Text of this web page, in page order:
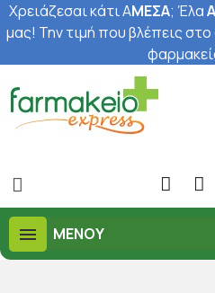
Χρειάζεσαι κάτι ΑΜΕΣΑ; Έλα
μας! Την τιμή που βλέπεις
ΜΕΝΟΎ